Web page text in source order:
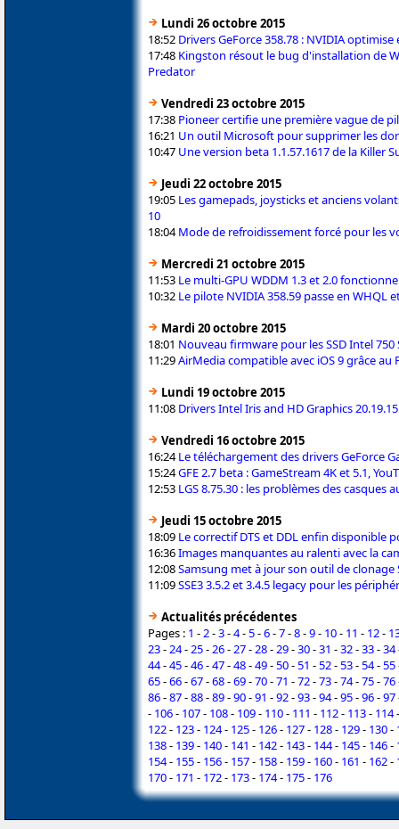
Lundi 26 octobre 2015
18:52 Drivers GeForce 358.78 : NVIDIA
17:48 Kingston résout le bug d'installation de
Predator
Vendredi 23 octobre 2015
17:38 Pioneer certifie une première vague de
16:21 Un outil Microsoft pour supprimer les
10:47 Une version beta 1.1.57.1617 de la Killer
Jeudi 22 octobre 2015
19:05 Les gamepads, joysticks et anciens
10
18:04Mode de refroidissement forcé pour les
Mercredi 21 octobre 2015
11:53 Le multi-GPU WDDM 1.3 et 2.0
10:32 Le pilote NVIDIA 358.59 passe en
Mardi 20 octobre 2015
18:01 Nouveau firmware pour les SSD Intel 750
11:29AirMedia compatible avec iOS 9 grâce au
Lundi 19 octobre 2015
11:08 Drivers Intel Iris and HD Graphics
Vendredi 16 octobre 2015
16:24Le téléchargement des drivers GeForce
15:24GFE 2.7 beta : GameStream 4K et 5.1,
12:53 LGS 8.75.30 : les problèmes des casques
Jeudi 15 octobre 2015
18:09 Le correctif DTS et DDL enfin disponible
16:36Images manquantes au ralenti avec la
12:08Samsung met à jour son outil de clonage
11:09SSE3 3.5.2 et 3.4.5 legacy pour les
Actualités précédentes
Pages : 1 - 2-3-4-5-6-7-8-9- 10- 11 - 12-
23- 24- 25- 26- 27- 28- 29-30-31 -32-33-34
44-45-46-47-48-49-50-51 -52-53-54-55
65-66-67-68-69-70-71 -72-73-74-75-76
86-87-88-89-90-91 -92-93-94-95-96-97
- 106- 107- 108- 109- 110- 111 - 112- 113- 114
122- 123- 124- 125- 126- 127- 128- 129- 130-
138- 139- 140- 141 - 142- 143- 144- 145- 146-
154- 155- 156- 157- 158- 159- 160- 161 - 162-
170- 171 - 172- 173- 174- 175- 176